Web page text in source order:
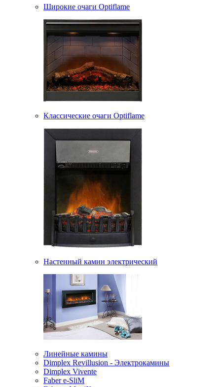
Широкие очаги Optiflame
Классические очаги Optiflame
Настенный камин электрический
Линейные камины
Dimplex Revillusion - Электрокамины
Dimplex Vivente
Faber e-SliM